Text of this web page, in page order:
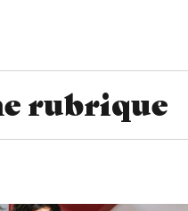
rubrique